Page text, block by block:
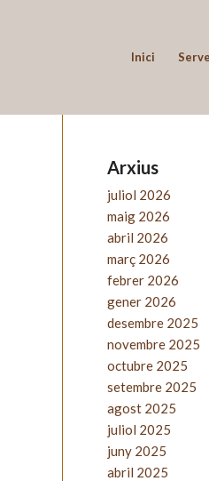
Inici
Arxius
juliol 2026
maig 2026
abril 2026
març 2026
febrer 2026
gener 2026
desembre 2025
novembre 2025
octubre 2025
setembre 2025
agost 2025
juliol 2025
juny 2025
abril 2025